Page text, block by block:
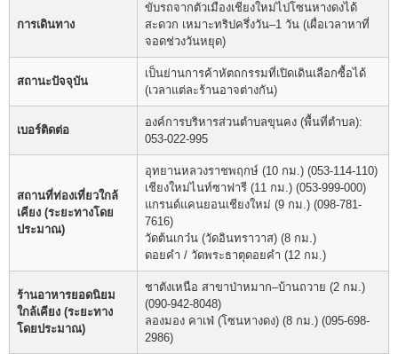
การเดินทาง
ขับรถจากตัวเมืองเชียงใหม่ไปโซนหางดงได้
สะดวก เหมาะทริปครึ่งวัน–1 วัน (เผื่อเวลาหาที่
จอดช่วงวันหยุด)
สถานะปัจจุบัน
เป็นย่านการค้าหัตถกรรมที่เปิดเดินเลือกซื้อได้
(เวลาแต่ละร้านอาจต่างกัน)
เบอร์ติดต่อ
องค์การบริหารส่วนตำบลขุนคง (พื้นที่ตำบล):
053-022-995
สถานที่ท่องเที่ยวใกล้
เคียง (ระยะทางโดย
ประมาณ)
อุทยานหลวงราชพฤกษ์ (10 กม.) (053-114-110)
เชียงใหม่ไนท์ซาฟารี (11 กม.) (053-999-000)
แกรนด์แคนยอนเชียงใหม่ (9 กม.) (098-781-
7616)
วัดต้นเกว๋น (วัดอินทราวาส) (8 กม.)
ดอยคำ / วัดพระธาตุดอยคำ (12 กม.)
ร้านอาหารยอดนิยม
ใกล้เคียง (ระยะทาง
โดยประมาณ)
ชาตังเหนือ สาขาป่าหมาก–บ้านถวาย (2 กม.)
(090-942-8048)
ลองมอง คาเฟ่ (โซนหางดง) (8 กม.) (095-698-
2986)